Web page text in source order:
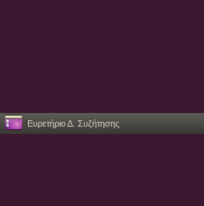
Ευρετήριο Δ. Συζήτησης